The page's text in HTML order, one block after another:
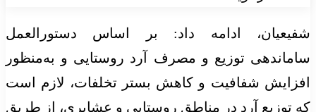
شفیعیان، ادامه داد: بر اساس دستورالعمل
ساماندهی توزیع و مصرف آرد روستایی و به‌منظور
افزایش شفافیت و کاهش بستر تخلفات، لازم است
که توزیع آرد در مناطق روستایی و عشایری، از طریق